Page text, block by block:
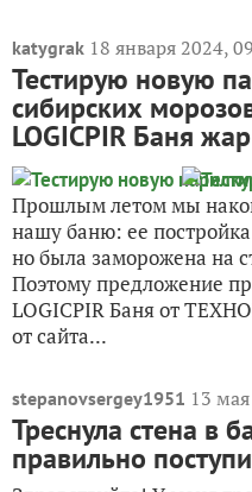
katygrak 18 января 2024,
Тестирую новую
сибирских
LOGICPIR Баня
Прошлым летом мы
нашу баню: ее
но была заморожена на
Поэтому предложение
LOGICPIR Баня от
от сайта...
stepanovsergey1951 13
Треснула стена в
правильно